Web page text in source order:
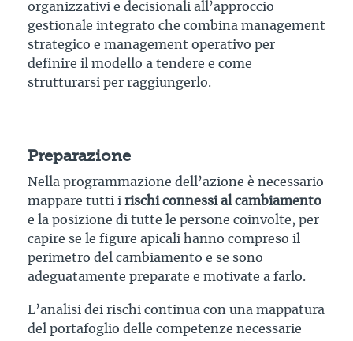
organizzativi e decisionali all’approccio
gestionale integrato che combina management
strategico e management operativo per
definire il modello a tendere e come
strutturarsi per raggiungerlo.
Preparazione
Nella programmazione dell’azione è necessario
mappare tutti i rischi connessi al cambiamento
e la posizione di tutte le persone coinvolte, per
capire se le figure apicali hanno compreso il
perimetro del cambiamento e se sono
adeguatamente preparate e motivate a farlo.
L’analisi dei rischi continua con una mappatura
del portafoglio delle competenze necessarie